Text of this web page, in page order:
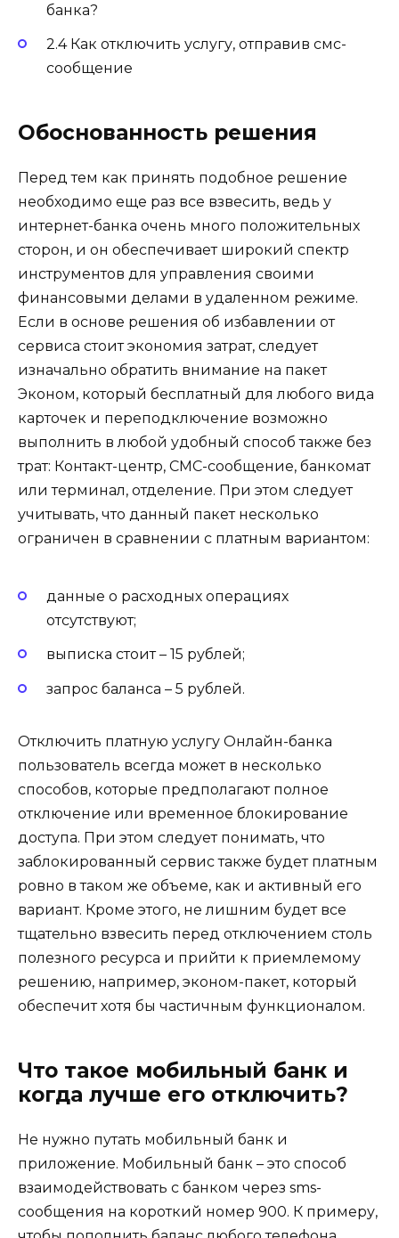
банка?
2.4 Как отключить услугу, отправив смс-
сообщение
Обоснованность решения
Перед тем как принять подобное решение
необходимо еще раз все взвесить, ведь у
интернет-банка очень много положительных
сторон, и он обеспечивает широкий спектр
инструментов для управления своими
финансовыми делами в удаленном режиме.
Если в основе решения об избавлении от
сервиса стоит экономия затрат, следует
изначально обратить внимание на пакет
Эконом, который бесплатный для любого вида
карточек и переподключение возможно
выполнить в любой удобный способ также без
трат: Контакт-центр, СМС-сообщение, банкомат
или терминал, отделение. При этом следует
учитывать, что данный пакет несколько
ограничен в сравнении с платным вариантом:
данные о расходных операциях
отсутствуют;
выписка стоит – 15 рублей;
запрос баланса – 5 рублей.
Отключить платную услугу Онлайн-банка
пользователь всегда может в несколько
способов, которые предполагают полное
отключение или временное блокирование
доступа. При этом следует понимать, что
заблокированный сервис также будет платным
ровно в таком же объеме, как и активный его
вариант. Кроме этого, не лишним будет все
тщательно взвесить перед отключением столь
полезного ресурса и прийти к приемлемому
решению, например, эконом-пакет, который
обеспечит хотя бы частичным функционалом.
Что такое мобильный банк и
когда лучше его отключить?
Не нужно путать мобильный банк и
приложение. Мобильный банк – это способ
взаимодействовать с банком через sms-
сообщения на короткий номер 900. К примеру,